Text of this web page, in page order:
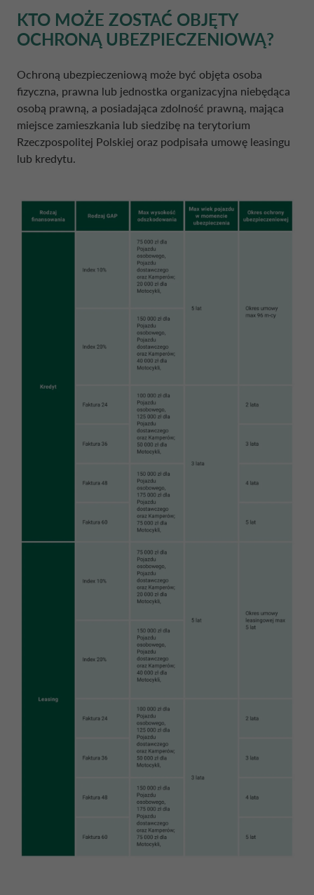
KONTAKT
DOKUMENTY DO POBRANIA
FINANSOWANIE DEALERÓW
KALKULATOR FINANSOWY
DRIVALIA
ZRÓWNOWAŻONY ROZWÓJ
POLITYKA INFORMACYJNA
DOKUMENTY DO POBRANIA
POŁĄCZENIE FCA-GROUP BANK
AUTO BANK S.P.A. (POPRZEDNIO FCA
POLSKA CA AUTO BANK
DANIA CA AUTO FINANCE
FRANCJA CA AUTO BANK
GRECJA CA AUTO BANK
HOLANDIA CA AUTO FINANCE
IRLANDIA CA AUTO BANK
NIEMCY CA AUTO BANK
PORTUGALIA CA AUTO BANK
SZWAJCARIA CA AUTO FINANCE
SZWECJA CA AUTO FINANCE
WIELKA BRYTANIA CA AUTO
WŁOCHY CA AUTO BANK
KTO MOŻE ZOSTAĆ OBJĘTY
OCHRONĄ UBEZPIECZENIOWĄ?
Ochroną ubezpieczeniową może być objęta osoba
fizyczna, prawna lub jednostka organizacyjna niebędąca
osobą prawną, a posiadająca zdolność prawną, mająca
miejsce zamieszkania lub siedzibę na terytorium
Rzeczpospolitej Polskiej oraz podpisała umowę leasingu
lub kredytu.